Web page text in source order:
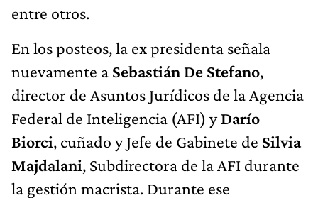
entre otros.
En los posteos, la ex presidenta señala
nuevamente a Sebastián De Stefano,
director de Asuntos Jurídicos de la Agencia
Federal de Inteligencia (AFI) yDarío
Biorci, cuñado y Jefe de Gabinete de Silvia
Majdalani, Subdirectora de la AFI durante
la gestión macrista. Durante ese